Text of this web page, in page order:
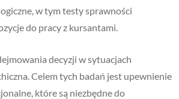
w tym testy sprawności
do pracy z kursantami.
decyzji w sytuacjach
Celem tych badań jest upewnienie
które są niezbędne do